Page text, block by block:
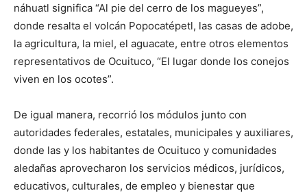
náhuatl significa “Al pie del cerro de los magueyes”,
donde resalta el volcán Popocatépetl, las casas de adobe,
la agricultura, la miel, el aguacate, entre otros elementos
representativos de Ocuituco, “El lugar donde los conejos
viven en los ocotes”.
De igual manera, recorrió los módulos junto con
autoridades federales, estatales, municipales y auxiliares,
donde las y los habitantes de Ocuituco y comunidades
aledañas aprovecharon los servicios médicos, jurídicos,
educativos, culturales, de empleo y bienestar que